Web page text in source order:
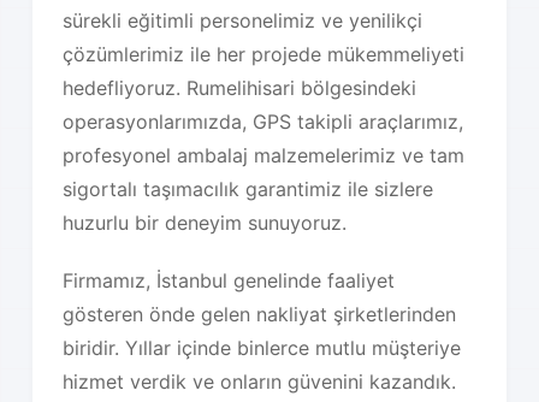
sürekli eğitimli personelimiz ve yenilikçi
çözümlerimiz ile her projede mükemmeliyeti
hedefliyoruz. Rumelihisari bölgesindeki
operasyonlarımızda, GPS takipli araçlarımız,
profesyonel ambalaj malzemelerimiz ve tam
sigortalı taşımacılık garantimiz ile sizlere
huzurlu bir deneyim sunuyoruz.
Firmamız, İstanbul genelinde faaliyet
gösteren önde gelen nakliyat şirketlerinden
biridir. Yıllar içinde binlerce mutlu müşteriye
hizmet verdik ve onların güvenini kazandık.